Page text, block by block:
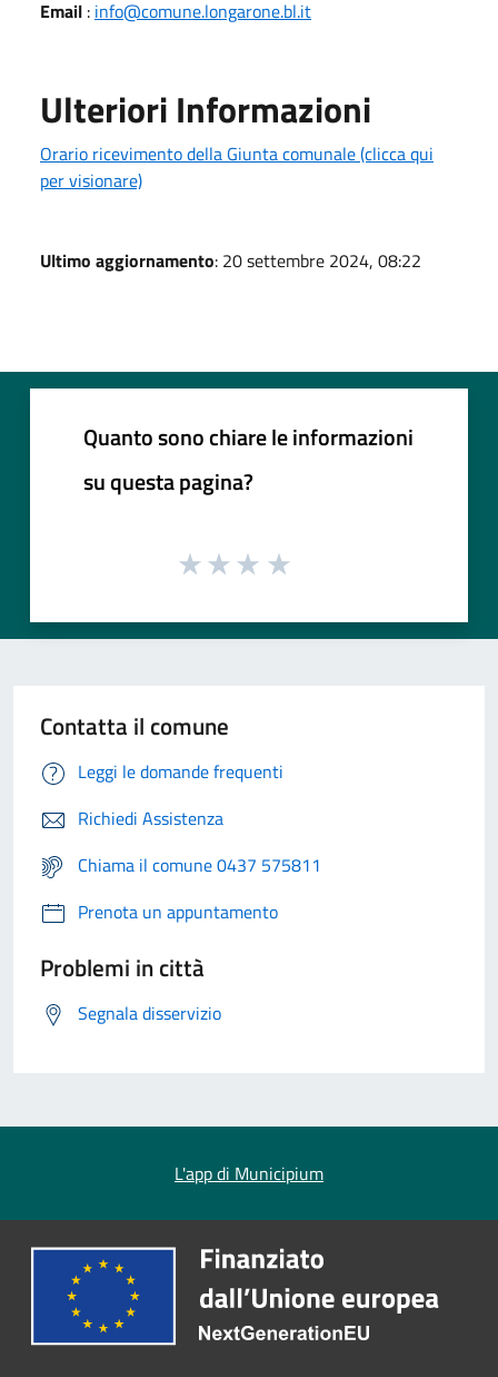
Email : info@comune.longarone.bl.it
Ulteriori Informazioni
Orario ricevimento della Giunta comunale (clicca qui
per visionare)
Ultimo aggiornamento: 20 settembre 2024, 08:22
Quanto sono chiare le informazioni
su questa pagina?
Contatta il comune
Leggi le domande frequenti
Richiedi Assistenza
Chiama il comune 0437 575811
Prenota un appuntamento
Problemi in città
Segnala disservizio
L'app di Municipium